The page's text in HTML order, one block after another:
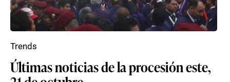
Últimas noticias de la procesión este,
Trends